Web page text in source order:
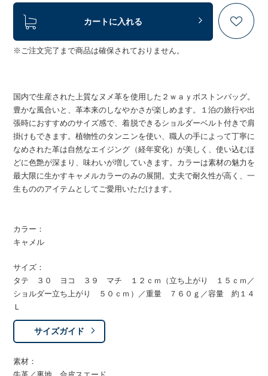
カートに入れる
※ご注文完了まで商品は確保されておりません。
国内で生産された上質なヌメ革を使用した２ｗａｙボストンバッグ。
豊かな風合いと、革本来のしなやかさが楽しめます。１泊の旅行や出
張時におすすめのサイズ感で、着脱できるショルダーベルト付きで肩
掛けもできます。植物性のタンニンを使い、職人の手によって丁寧に
なめされた革は自然なエイジング（経年変化）が美しく、使い込むほ
どに色艶が深まり、味わいが増していきます。カラーは素材の魅力を
最大限に生かすキャメルカラーのみの展開。丈夫で耐久性が高く、一
生もののアイテムとしてご愛用いただけます。
カラー：
キャメル
サイズ：
タテ ３０ ヨコ ３９ マチ １２ｃｍ（立ち上がり １５ｃｍ／
ショルダー立ち上がり ５０ｃｍ）／重量 ７６０ｇ／容量 約１４
Ｌ
サイズガイド
素材：